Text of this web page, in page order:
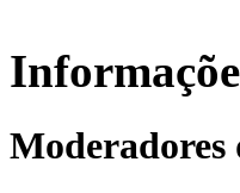
Moderadores